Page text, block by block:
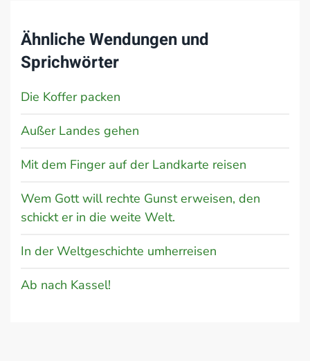
Ähnliche Wendungen und
Sprichwörter
Die Koffer packen
Außer Landes gehen
Mit dem Finger auf der Landkarte reisen
Wem Gott will rechte Gunst erweisen, den
schickt er in die weite Welt.
In der Weltgeschichte umherreisen
Ab nach Kassel!